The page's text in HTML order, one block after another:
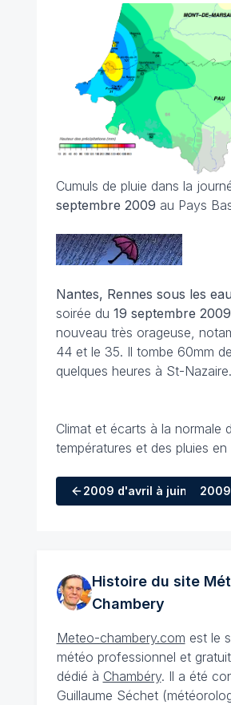
Cumuls de pluie dans la
septembre 2009 au Pays
Nantes, Rennes sous les
soirée du 19 septembre 2009
nouveau très orageuse,
44 et le 35. Il tombe 60mm
quelques heures à St-Nazaire.
Climat et écarts à la normale
températures et des pluies
2009 d'avril à juin 2009
Histoire du site
Chambery
Meteo-chambery.com est le
météo professionnel et
dédié à Chambéry. Il a été
Guillaume Séchet